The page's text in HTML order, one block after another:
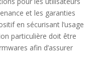
et les garanties
en sécurisant l’usage
particulière doit être
afin d’assurer